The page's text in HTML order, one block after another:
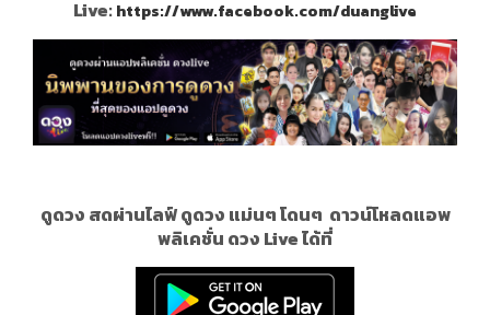
Live:https://www.facebook.com/duanglive
ดูดวง สดผ่านไลฟ์ ดูดวง แม่นๆ โดนๆ ดาวน์โหลดแอพ
พลิเคชั่น ดวง Live ได้ที่